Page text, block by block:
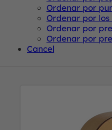
Ordenar por
Ordenar por
Ordenar por
Ordenar por
Cancel